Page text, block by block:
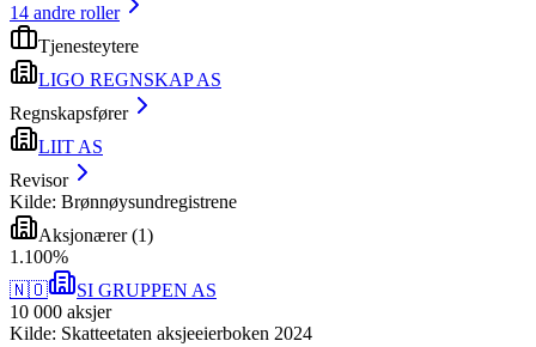
14 andre roller
Tjenesteytere
LIGO REGNSKAP AS
Regnskapsfører
LIIT AS
Revisor
Kilde: Brønnøysundregistrene
Aksjonærer(1)
1 .100%
🇳🇴
SI GRUPPEN AS
10 000 aksjer
Kilde: Skatteetaten aksjeeierboken 2024